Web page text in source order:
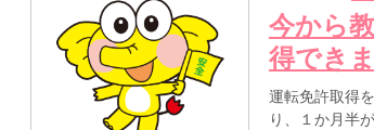
今から
得でき
運転免許取得
り、１か月半